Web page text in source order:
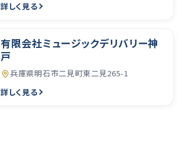
詳しく見る
有限会社ミュージックデリバリー神
戸
兵庫県明石市二見町東二見265-1
詳しく見る